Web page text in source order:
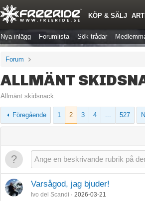
KÖP & SÄLJ
Nya inlägg Forumlista Sök trådar
Forum
ALLMÄNT
Allmänt skidsnack.
Föregående 1 2 3 4 ... 527
Varsågod, jag bjuder!
Ivo del Scandi 2026-03-21